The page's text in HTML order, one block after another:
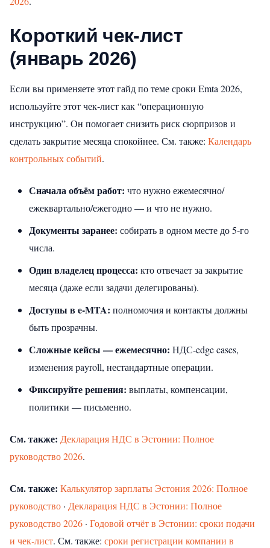
Короткий чек‑лист
(январь 2026)
Если вы применяете этот гайд по теме сроки Emta 2026,
используйте этот чек‑лист как “операционную
инструкцию”. Он помогает снизить риск сюрпризов и
сделать закрытие месяца спокойнее. См. также: Календарь
контрольных событий.
Сначала объём работ: что нужно ежемесячно/
ежеквартально/ежегодно — и что не нужно.
Документы заранее: собирать в одном месте до 5‑го
числа.
Один владелец процесса: кто отвечает за закрытие
месяца (даже если задачи делегированы).
Доступы в e‑MTA: полномочия и контакты должны
быть прозрачны.
Сложные кейсы — ежемесячно: НДС‑edge cases,
изменения payroll, нестандартные операции.
Фиксируйте решения: выплаты, компенсации,
политики — письменно.
См. также: Декларация НДС в Эстонии: Полное
руководство 2026.
См. также: Калькулятор зарплаты Эстония 2026: Полное
руководство · Декларация НДС в Эстонии: Полное
руководство 2026 · Годовой отчёт в Эстонии: сроки подачи
и чек‑лист. См. также: сроки регистрации компании в